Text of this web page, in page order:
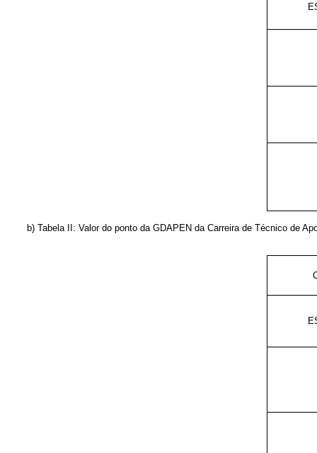
b) Tabela II: Valor do ponto da GDAPEN da Carreira de Técnico de